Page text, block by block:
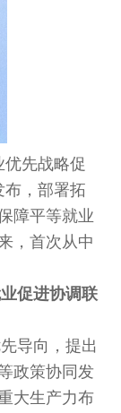
优先战略促
布，部署拓
障平等就业
，首次从中
促进协调联
导向，提出
政策协同发
大生产力布